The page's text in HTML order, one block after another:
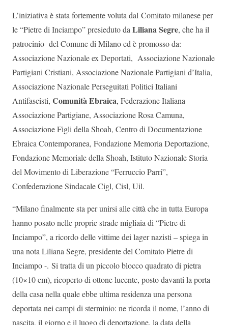
L’iniziativa è stata fortemente voluta dal Comitato milanese per
le “Pietre di Inciampo” presieduto da Liliana Segre, che ha il
patrocinio del Comune di Milano ed è promosso da:
Associazione Nazionale ex Deportati, Associazione Nazionale
Partigiani Cristiani, Associazione Nazionale Partigiani d’Italia,
Associazione Nazionale Perseguitati Politici Italiani
Antifascisti, Comunità Ebraica, Federazione Italiana
Associazione Partigiane, Associazione Rosa Camuna,
Associazione Figli della Shoah, Centro di Documentazione
Ebraica Contemporanea, Fondazione Memoria Deportazione,
Fondazione Memoriale della Shoah, Istituto Nazionale Storia
del Movimento di Liberazione “Ferruccio Parri”,
Confederazione Sindacale Cigl, Cisl, Uil.
“Milano finalmente sta per unirsi alle città che in tutta Europa
hanno posato nelle proprie strade migliaia di “Pietre di
Inciampo”, a ricordo delle vittime dei lager nazisti – spiega in
una nota Liliana Segre, presidente del Comitato Pietre di
Inciampo -. Si tratta di un piccolo blocco quadrato di pietra
(10×10 cm), ricoperto di ottone lucente, posto davanti la porta
della casa nella quale ebbe ultima residenza una persona
deportata nei campi di sterminio: ne ricorda il nome, l’anno di
nascita, il giorno e il luogo di deportazione, la data della